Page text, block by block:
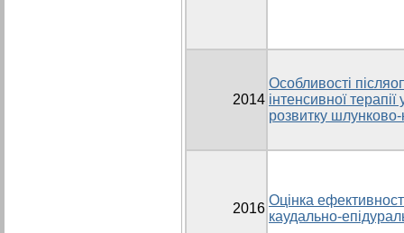
2014
Особливості
інтенсивної
розвитку
2016
Оцінка
каудально-